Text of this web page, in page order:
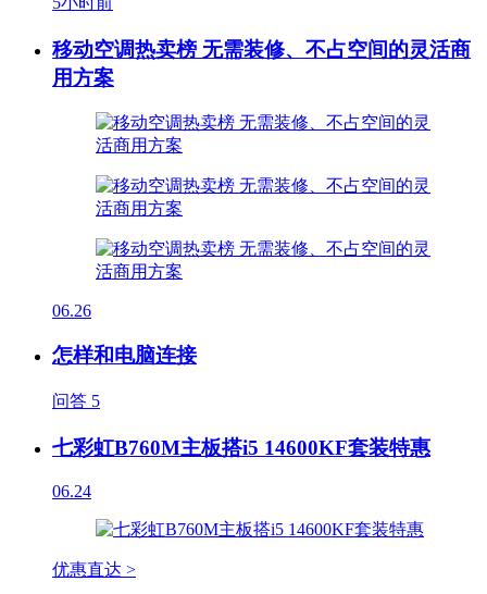
移动空调热卖榜 无需装修、不占空间的灵活商
用方案
06.26
怎样和电脑连接
问答 5
七彩虹B760M主板搭i5 14600KF套装特惠
06.24
优惠直达 >